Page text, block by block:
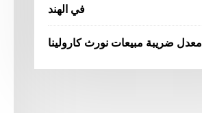
في الهند
معدل ضريبة مبيعات نورث كارولينا